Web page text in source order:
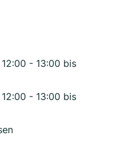
- 13:00 bis
- 13:00 bis